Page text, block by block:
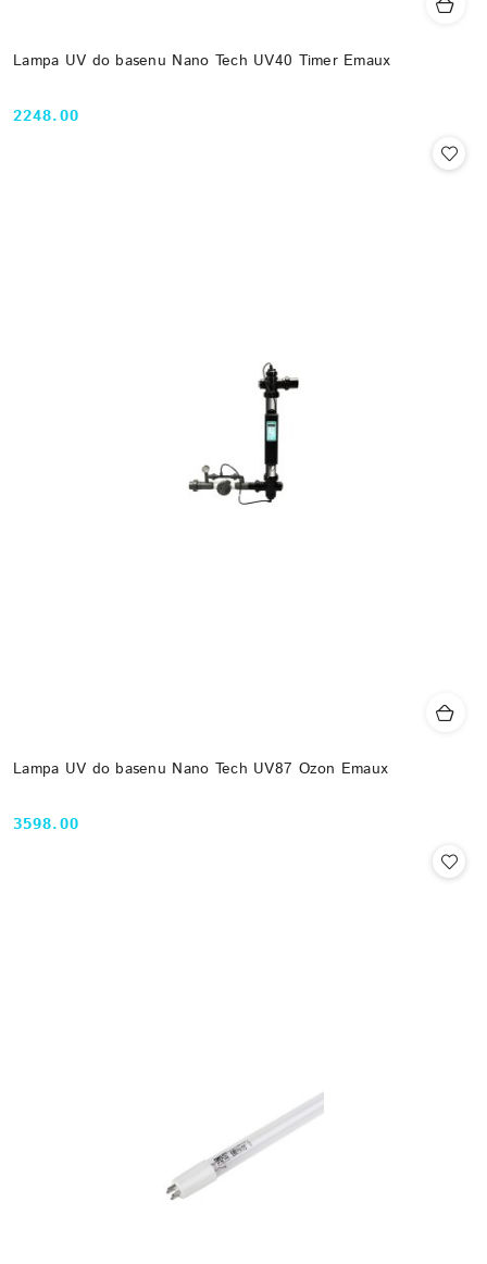
Lampa UV do basenu Nano Tech UV40 Timer Emaux
Cena:
2248.00
Lampa UV do basenu Nano Tech UV87 Ozon Emaux
Cena:
3598.00